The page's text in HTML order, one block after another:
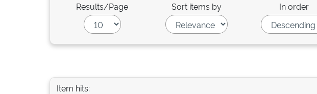
Results/Page Sort items by In order
Item hits: